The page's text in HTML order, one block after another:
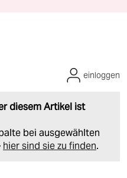
diesem Artikel ist
bei ausgewählten
hier sind sie zu finden.
einloggen